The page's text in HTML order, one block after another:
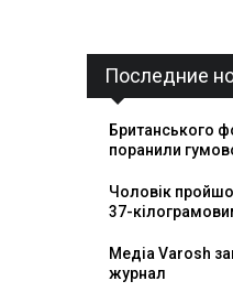
Последние
Британського
поранили
Чоловік
37-
Медіа Varosh
журнал